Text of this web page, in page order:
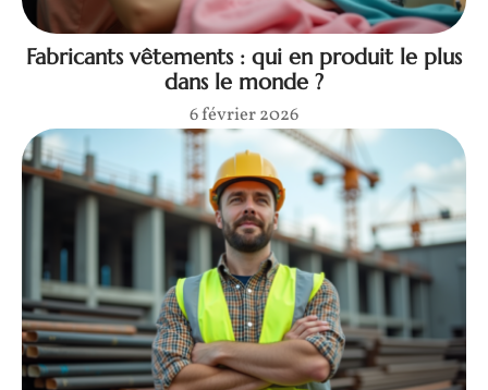
Fabricants vêtements : qui en produit le plus
dans le monde ?
6 février 2026